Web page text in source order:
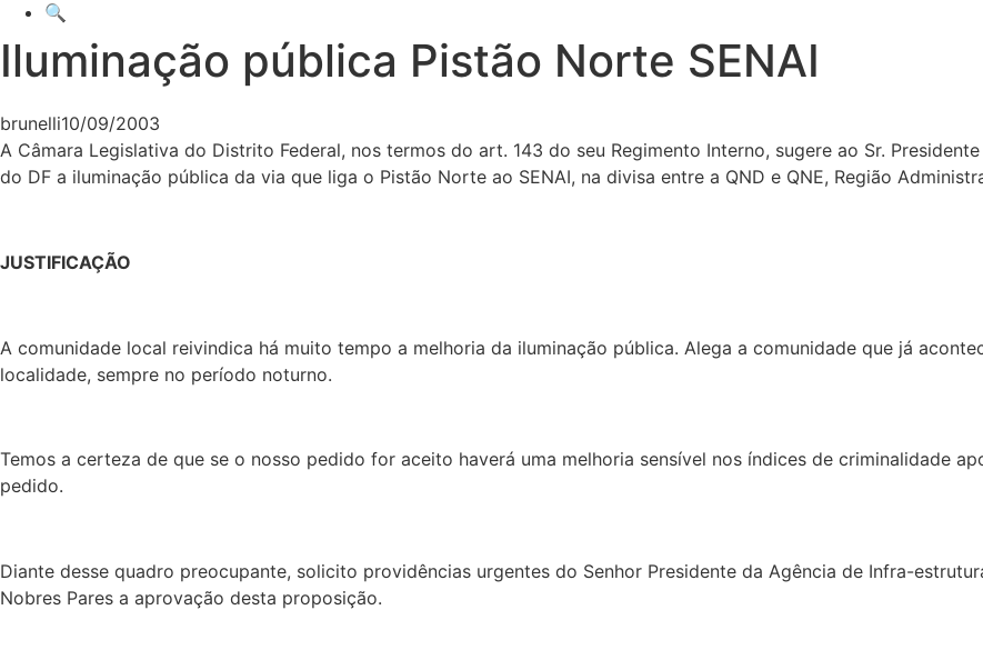
🔍
Iluminação pública Pistão Norte SENAI
brunelli10/09/2003
A Câmara Legislativa do Distrito Federal, nos termos do art. 143 do seu Regimento Interno, sugere ao Sr.
do DF a iluminação pública da via que liga o Pistão Norte ao SENAI, na divisa entre a QND e QNE, Região
JUSTIFICAÇÃO
A comunidade local reivindica há muito tempo a melhoria da iluminação pública. Alega a comunidade que já
localidade, sempre no período noturno.
Temos a certeza de que se o nosso pedido for aceito haverá uma melhoria sensível nos índices de criminalidade
pedido.
Diante desse quadro preocupante, solicito providências urgentes do Senhor Presidente da Agência de Infra-
Nobres Pares a aprovação desta proposição.